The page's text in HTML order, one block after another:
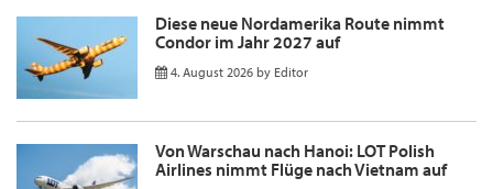
Diese neue Nordamerika Route nimmt
Condor im Jahr 2027 auf
4. August 2026 by Editor
Von Warschau nach Hanoi: LOT Polish
Airlines nimmt Flüge nach Vietnam auf